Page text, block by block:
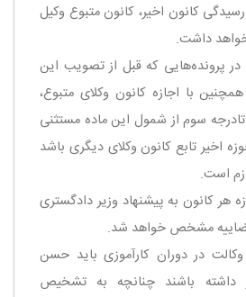
كانون اخیر، كانون متبوع وكیل
داشت.
در پرونده‌هایی كه قبل از تصویب این
با اجازه كانون وكلای متبوع،
سوم از شمول این ماده مستثنی
اخیر تابع كانون وكلای دیگری باشد
است.
حوزه هر كانون به پیشنهاد وزیر دادگستری
مشخص خواهد شد.
وكالت در دوران كارآموزی باید حسن
داشته باشند چنانچه به تشخیص